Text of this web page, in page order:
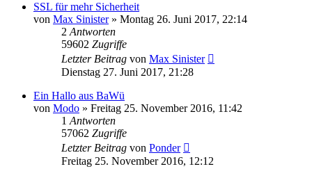
SSL für mehr Sicherheit
von Max Sinister» Montag 26. Juni 2017, 22:14
2 Antworten
59602 Zugriffe
Letzter Beitrag von Max Sinister
Dienstag 27. Juni 2017, 21:28
Ein Hallo aus BaWü
von Modo » Freitag 25. November 2016, 11:42
1 Antworten
57062 Zugriffe
Letzter Beitrag von Ponder
Freitag 25. November 2016, 12:12